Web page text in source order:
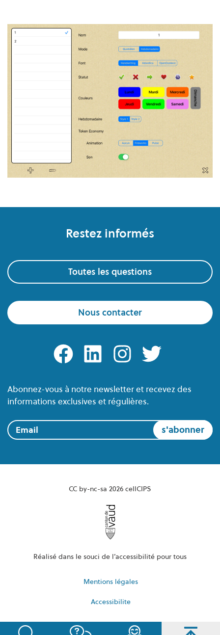
Restez informés
Toutes les questions
Nous contacter
facebooklinkedin instagramtwitter
Abonnez-vous à notre newsletter et recevez des
informations exclusives et régulières.
Email
CC by-nc-sa 2026 cellCIPS
Réalisé dans le souci de l’accessibilité pour tous
Mentions légales
Accessibilite